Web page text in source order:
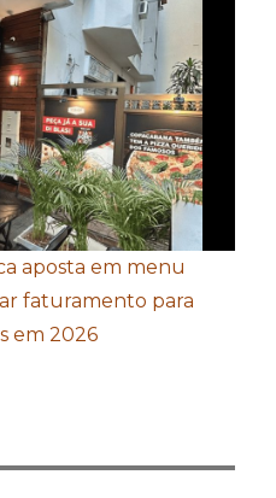
aposta em menu
faturamento para
em 2026